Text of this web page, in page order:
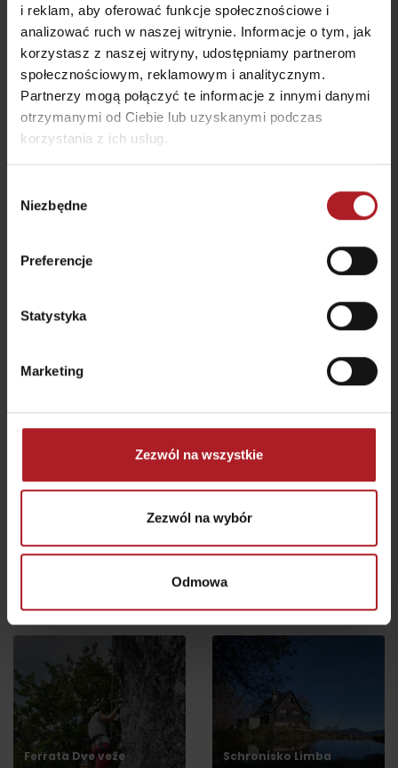
i reklam, aby oferować funkcje społecznościowe i
analizować ruch w naszej witrynie. Informacje o tym, jak
korzystasz z naszej witryny, udostępniamy partnerom
społecznościowym, reklamowym i analitycznym.
Partnerzy mogą połączyć te informacje z innymi danymi
otrzymanymi od Ciebie lub uzyskanymi podczas
korzystania z ich usług.
zgody
Niezbędne
Preferencje
Statystyka
Marketing
Zezwól na wszystkie
Zezwól na wybór
Odmowa
Bistro Železnô
Partizánska Ľupča
Restauracja Chata
Magurka
Osada Magurka
Koliba pod Vlkolíncom
wszystkie miejsca do jedzenia i picia
Atrakcje i relaks w pobliżu:
żółwiowych Korytnica
Ferrata Dve veže
Schronisko Limba